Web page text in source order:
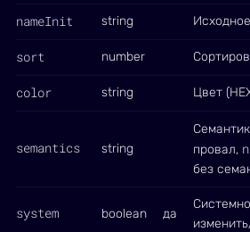
nameInit string
sort number
color string Цвет
semantics string
провал,
без
system boolean да